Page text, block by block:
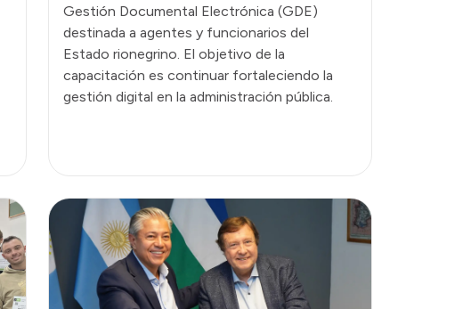
Gestión Documental Electrónica (GDE)
destinada a agentes y funcionarios del
Estado rionegrino. El objetivo de la
capacitación es continuar fortaleciendo la
gestión digital en la administración pública.